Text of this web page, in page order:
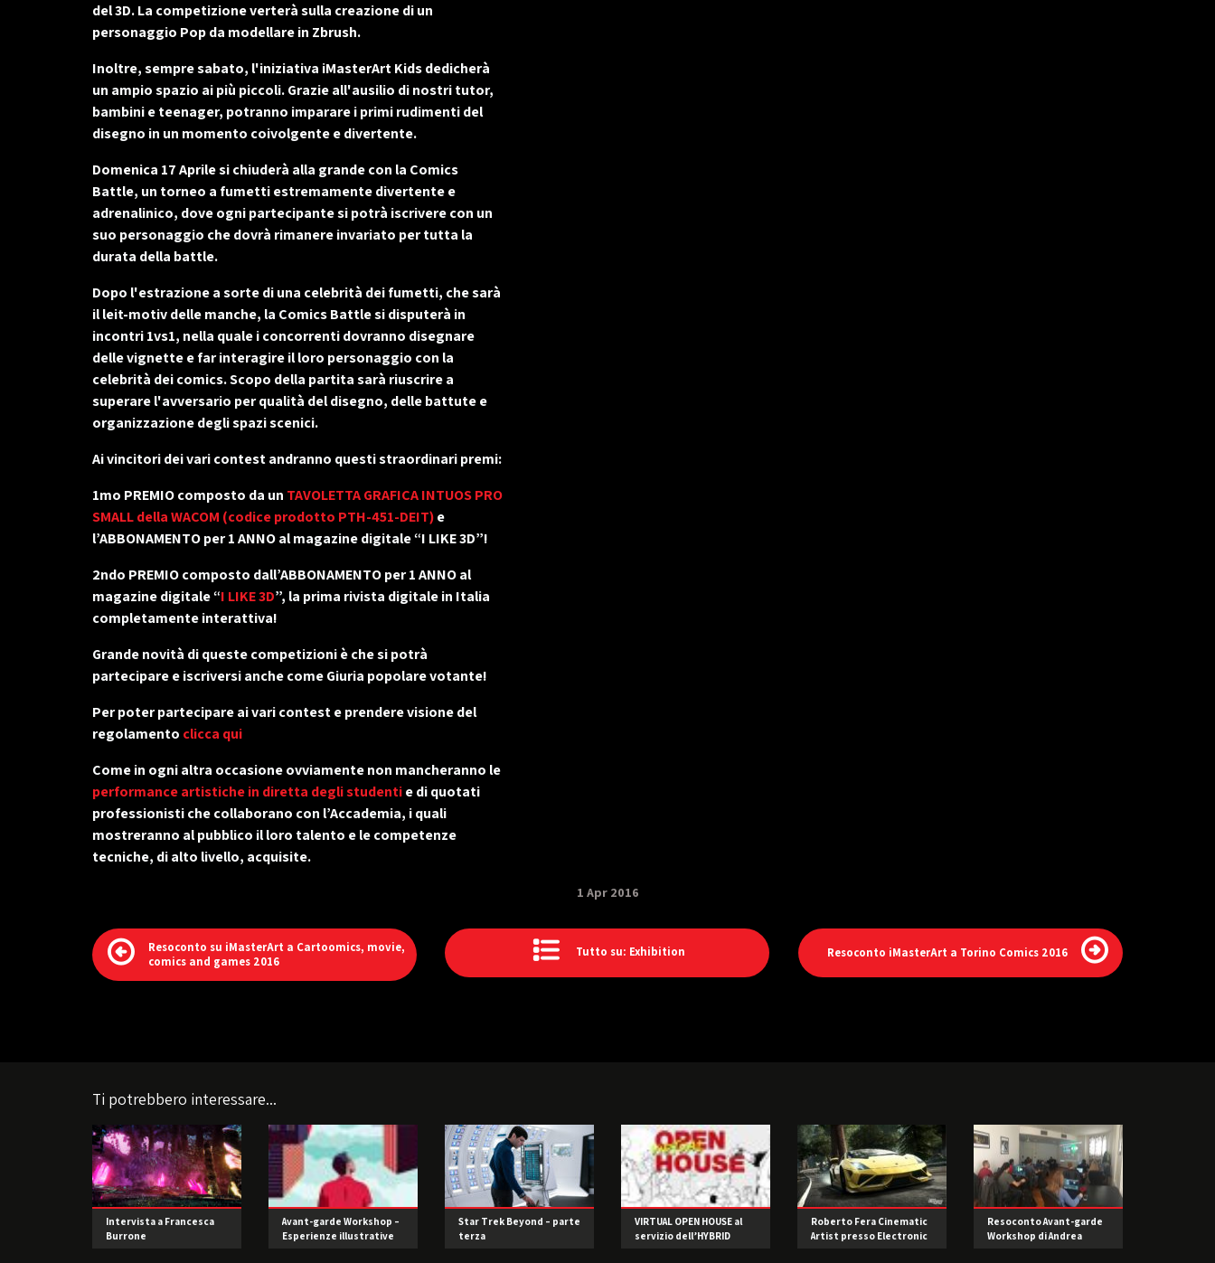
del 3D. La competizione verterà sulla creazione di un
personaggio Pop da modellare in Zbrush.
Inoltre, sempre sabato, l'iniziativa iMasterArt Kidsdedicherà
un ampio spazio ai più piccoli. Grazie all'ausilio di nostri tutor,
bambini e teenager, potranno imparare i primi rudimenti del
disegno in un momento coivolgente e divertente.
Domenica 17 Aprilesi chiuderà alla grande con la Comics
Battle, un torneo a fumetti estremamente divertente e
adrenalinico, dove ogni partecipante si potrà iscrivere con un
suo personaggio che dovrà rimanere invariato per tutta la
durata della battle.
Dopo l'estrazione a sorte di una celebrità dei fumetti, che sarà
il leit-motiv delle manche, la Comics Battle si disputerà in
incontri 1vs1, nella quale i concorrenti dovranno disegnare
delle vignette e far interagire il loro personaggio con la
celebrità dei comics. Scopo della partita sarà riuscrire a
superare l'avversario per qualità del disegno, delle battute e
organizzazione degli spazi scenici.
Ai vincitori dei vari contest andranno questi straordinari premi:
1mo PREMIO composto da un TAVOLETTA GRAFICA INTUOS PRO
SMALL della WACOM (codice prodotto PTH-451-DEIT)e
l’ABBONAMENTO per 1 ANNO al magazine digitale “I LIKE 3D”!
2ndo PREMIO composto dall’ABBONAMENTO per 1 ANNO al
magazine digitale “I LIKE 3D”, la prima rivista digitale in Italia
completamente interattiva!
Grande novità di queste competizioni è che si potrà
partecipare e iscriversi anche come Giuria popolare votante!
Per poter partecipare ai vari contest e prendere visione del
regolamento clicca qui
Come in ogni altra occasione ovviamente non mancheranno le
performance artistiche in diretta degli studentie di quotati
professionisti che collaborano con l’Accademia, i quali
mostreranno al pubblico il loro talento e le competenze
tecniche, di alto livello, acquisite.
1 Apr 2016
Resoconto su iMasterArt a Cartoomics, movie,
comics and games 2016
Tutto su: Exhibition Resoconto iMasterArt a Torino Comics 2016
Ti potrebbero interessare...
Intervista a Francesca
Burrone
Avant-garde Workshop –
Esperienze illustrative
Star Trek Beyond – parte
terza
VIRTUAL OPEN HOUSE al
servizio dell’HYBRID
Roberto Fera Cinematic
Artist presso Electronic
Resoconto Avant-garde
Workshop di Andrea